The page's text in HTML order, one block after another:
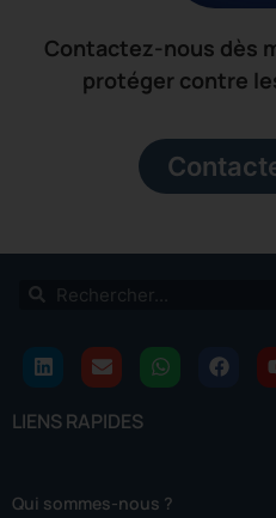
Contactez-nous dès
protéger contre
LIENS RAPIDES
Qui sommes-nous ?